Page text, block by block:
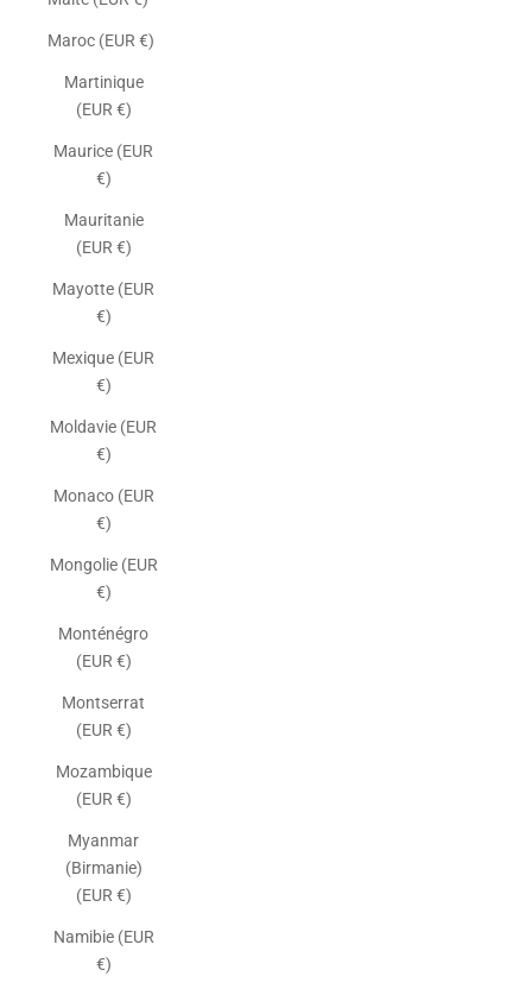
Maroc (EUR €)
Martinique
(EUR €)
Maurice (EUR
€)
Mauritanie
(EUR €)
Mayotte (EUR
€)
Mexique (EUR
€)
Moldavie (EUR
€)
Monaco (EUR
€)
Mongolie (EUR
€)
Monténégro
(EUR €)
Montserrat
(EUR €)
Mozambique
(EUR €)
Myanmar
(Birmanie)
(EUR €)
Namibie (EUR
€)